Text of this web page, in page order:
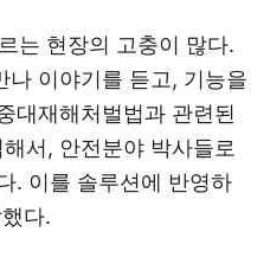
는 현장의 고충이 많다.
나 이야기를 듣고, 기능을
대재해처벌법과 관련된
서, 안전분야 박사들로
. 이를 솔루션에 반영하
다.